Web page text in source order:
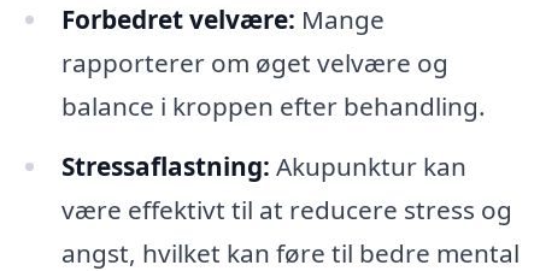
Forbedret velvære: Mange
rapporterer om øget velvære og
balance i kroppen efter behandling.
Stressaflastning: Akupunktur kan
være effektivt til at reducere stress og
angst, hvilket kan føre til bedre mental